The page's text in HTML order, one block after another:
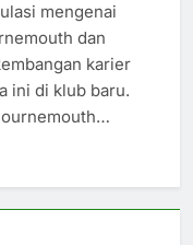
mengenai
dan
karier
ini di klub baru.